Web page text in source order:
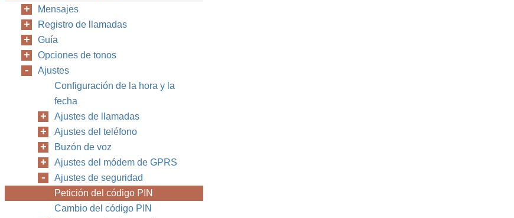
Mensajes
Registro de llamadas
Guía
Opciones de tonos
Ajustes
Configuración de la hora y la
fecha
Ajustes de llamadas
Ajustes del teléfono
Buzón de voz
Ajustes del módem de GPRS
Ajustes de seguridad
Petición del código PIN
Cambio del código PIN